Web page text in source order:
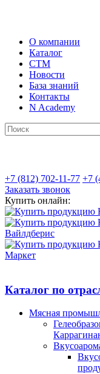
О компании
Каталог
СТМ
Новости
База знаний
Контакты
N Academy
+7 (812) 702-11-77 +7
Заказать звонок
Купить онлайн:
Каталог по
Мясная